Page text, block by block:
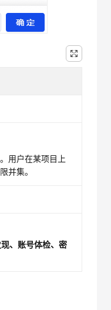
用户在某项目上
并集。
、账号体检、密